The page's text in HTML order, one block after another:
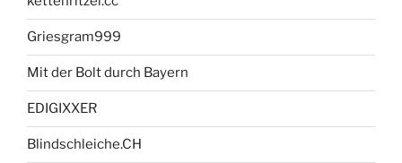
Griesgram999
Mit der Bolt durch Bayern
EDIGIXXER
Blindschleiche.CH